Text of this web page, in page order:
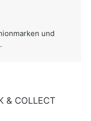
und
& COLLECT